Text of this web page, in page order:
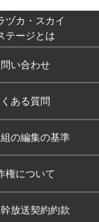
ヅカ・スカイ
テージとは
い合わせ
くある質問
の編集の基準
権について
放送契約約款